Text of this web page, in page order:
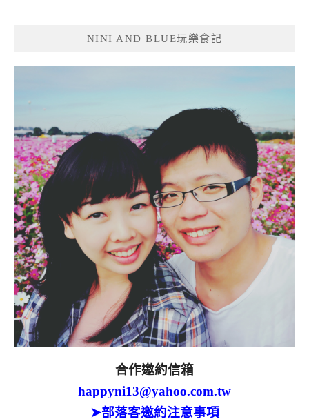
NINI AND BLUE玩樂食記
合作邀約信箱
happyni13@yahoo.com.tw
➤部落客邀約注意事項